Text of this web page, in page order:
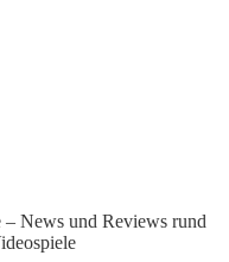
News und Reviews rund